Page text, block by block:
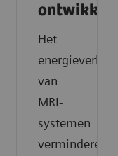
Het
van
MRI-
systemen
verminderen